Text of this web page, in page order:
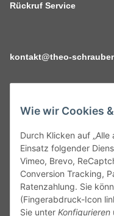
Wie wir Cookies
Durch Klicken auf
Einsatz folgender
Vimeo, Brevo,
Conversion Tracking,
Ratenzahlung. Sie
(Fingerabdruck-Icon
Sie unter Konfigurieren
Rückruf Service
kontakt@theo-
Service
Gesetzliche
Alle technischen